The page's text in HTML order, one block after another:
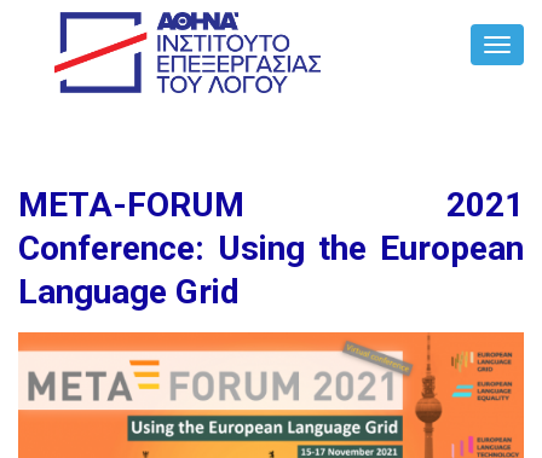
META-FORUM 2021
Conference: Using the European
Language Grid